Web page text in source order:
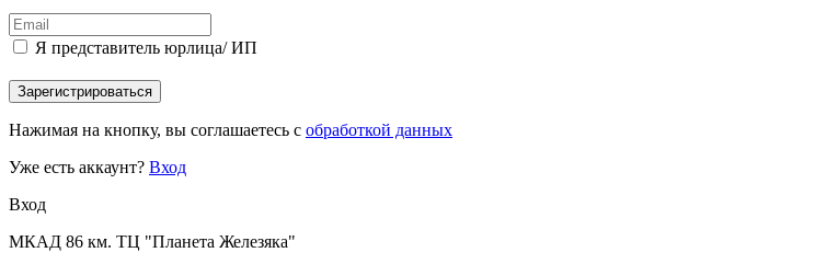
Я представитель юрлица/ ИП
Зарегистрироваться
Нажимая на кнопку, вы соглашаетесь с обработкой данных
Уже есть аккаунт? Вход
Вход
МКАД 86 км. ТЦ "Планета Железяка"